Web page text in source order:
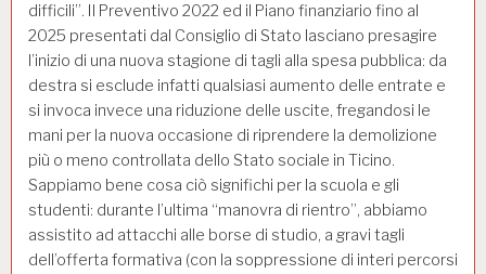
difficili”. Il Preventivo 2022 ed il Piano finanziario fino al
2025 presentati dal Consiglio di Stato lasciano presagire
l’inizio di una nuova stagione di tagli alla spesa pubblica: da
destra si esclude infatti qualsiasi aumento delle entrate e
si invoca invece una riduzione delle uscite, fregandosi le
mani per la nuova occasione di riprendere la demolizione
più o meno controllata dello Stato sociale in Ticino.
Sappiamo bene cosa ciò significhi per la scuola e gli
studenti: durante l’ultima “manovra di rientro”, abbiamo
assistito ad attacchi alle borse di studio, a gravi tagli
dell’offerta formativa (con la soppressione di interi percorsi